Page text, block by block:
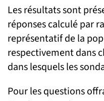
Les résultats sont
réponses calculé par
représentatif de la
respectivement dans
dans lesquels les
Pour les questions